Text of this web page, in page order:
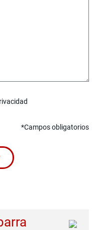
*Campos obligatorios